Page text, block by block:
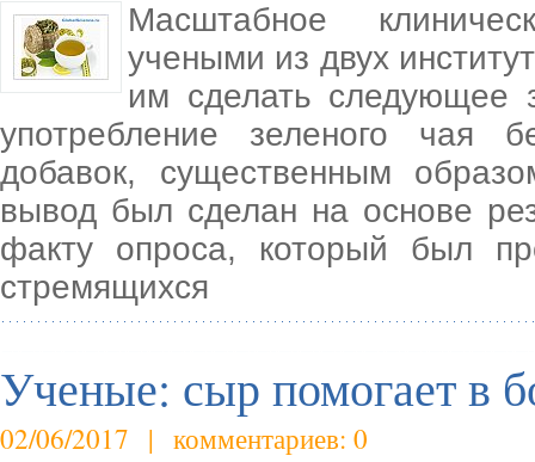
Масштабное
учеными из двух
им сделать следующее
употребление зеленого чая
добавок, существенным
вывод был сделан на основе
факту опроса, который был
стремящихся
Ученые: сыр помогает в
02/06/2017 | комментариев: 0